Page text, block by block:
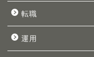
転職
運用